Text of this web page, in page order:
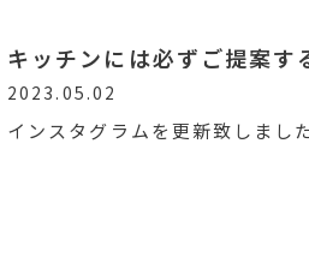
キッチンには必ずご提案
2023.05.02
インスタグラムを更新致しまし